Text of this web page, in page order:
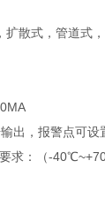
散式，管道式
出，报警点可设
求：（-